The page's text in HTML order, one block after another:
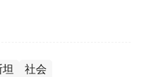
社会